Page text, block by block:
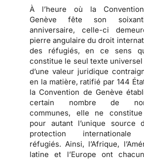
À l’heure où la
Genève fête son
anniversaire, celle-ci
pierre angulaire du droit
des réfugiés, en ce sens
constitue le seul texte
d’une valeur juridique
en la matière, ratifié par 144
la Convention de Genève
certain nombre de
communes, elle ne
pour autant l’unique source
protection internationale
réfugiés. Ainsi, l’Afrique,
latine et l’Europe ont